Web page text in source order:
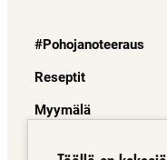
#Pohojanoteeraus
Reseptit
Myymälä